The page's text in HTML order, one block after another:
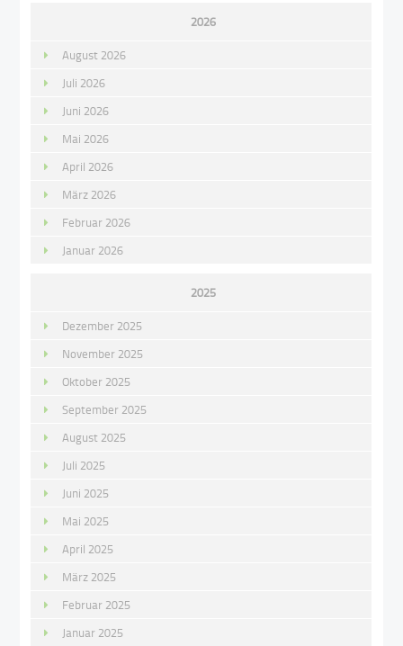
2026
August 2026
Juli 2026
Juni 2026
Mai 2026
April 2026
März 2026
Februar 2026
Januar 2026
2025
Dezember 2025
November 2025
Oktober 2025
September 2025
August 2025
Juli 2025
Juni 2025
Mai 2025
April 2025
März 2025
Februar 2025
Januar 2025